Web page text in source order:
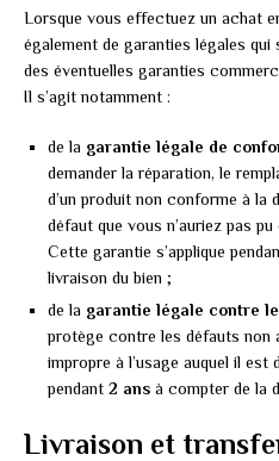
Lorsque vous effectuez un achat
également de garanties légales qui
des éventuelles garanties
Il s’agit notamment :
de la garantie légale de
demander la réparation, le
d’un produit non conforme à la
défaut que vous n’auriez pas
Cette garantie s’applique
livraison du bien ;
de la garantie légale contre
protège contre les défauts non
impropre à l’usage auquel il est
pendant 2 ans à compter de la
Livraison et